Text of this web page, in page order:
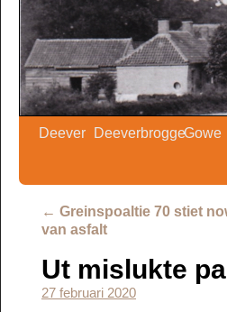
Deever DeeverbroggeGowe
← Greinspoaltie 70 stiet
van asfalt
Ut mislukte
27 februari 2020